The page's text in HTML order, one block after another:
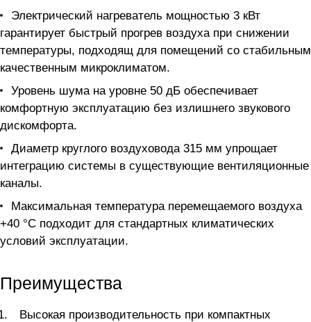
Электрический нагреватель мощностью 3 кВт
гарантирует быстрый прогрев воздуха при снижении
температуры, подходящ для помещений со стабильным
качественным микроклиматом.
Уровень шума на уровне 50 дБ обеспечивает
комфортную эксплуатацию без излишнего звукового
дискомфорта.
Диаметр круглого воздуховода 315 мм упрощает
интеграцию системы в существующие вентиляционные
каналы.
Максимальная температура перемещаемого воздуха
+40 °C подходит для стандартных климатических
условий эксплуатации.
Преимущества
Высокая производительность при компактных